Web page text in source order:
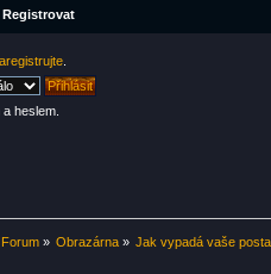
Registrovat
heslem.
» Obrazárna» Jak vypadá vaše